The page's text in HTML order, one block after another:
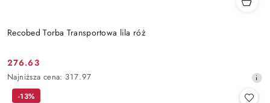
Recobed Torba Transportowa lila róż
Cena
promocyjna:
276.63
Najniższa
cena
Najniższa cena: 317.97
-13%